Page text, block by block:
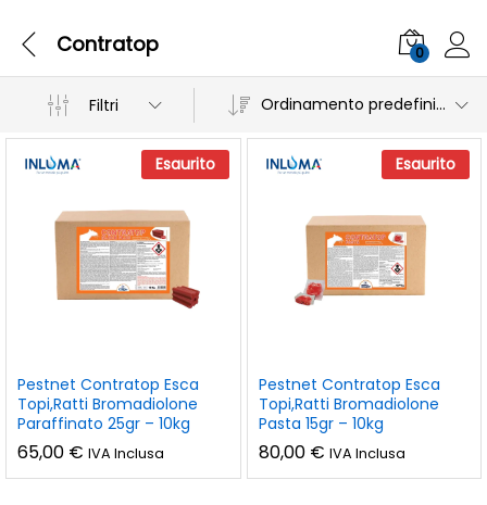
Contratop 0
Filtri Ordinamento predefinito
Esaurito
Pestnet Contratop Esca
Topi,Ratti Bromadiolone
Paraffinato 25gr – 10kg
65,00 € IVA Inclusa
Esaurito
Pestnet Contratop Esca
Topi,Ratti Bromadiolone
Pasta 15gr – 10kg
80,00 € IVA Inclusa